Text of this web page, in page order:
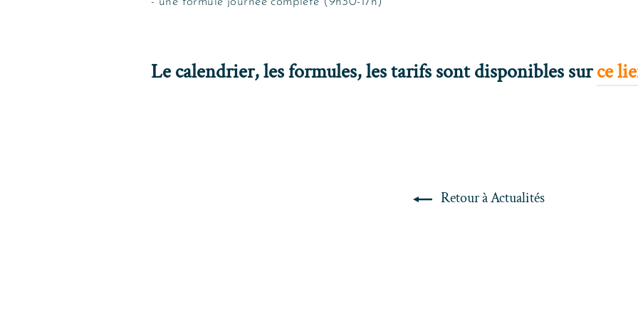
Le calendrier, les formules, les tarifs sont disponibles surce
Retour à Actualités